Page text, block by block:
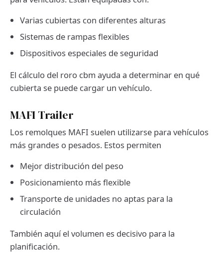
Varias cubiertas con diferentes alturas
Sistemas de rampas flexibles
Dispositivos especiales de seguridad
El cálculo del roro cbm ayuda a determinar en qué
cubierta se puede cargar un vehículo.
MAFI Trailer
Los remolques MAFI suelen utilizarse para vehículos
más grandes o pesados. Estos permiten
Mejor distribución del peso
Posicionamiento más flexible
Transporte de unidades no aptas para la
circulación
También aquí el volumen es decisivo para la
planificación.